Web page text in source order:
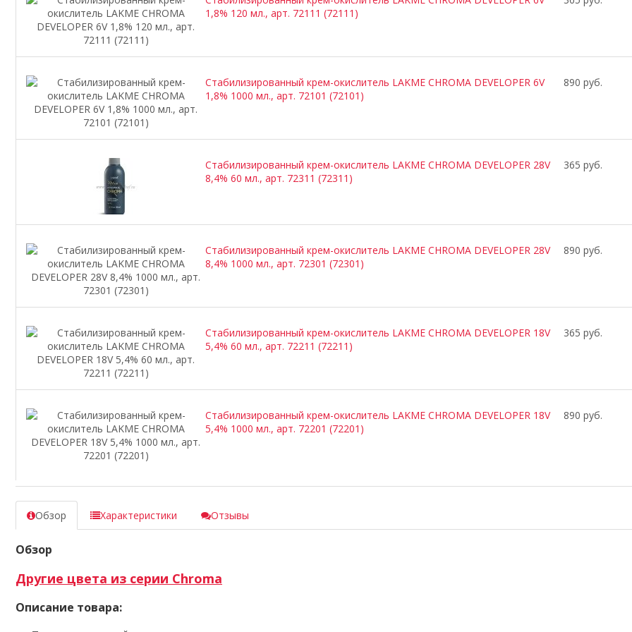
1,8% 120 мл., арт. 72111 (72111)
Стабилизированный крем-окислитель LAKME CHROMA DEVELOPER 6V
1,8% 1000 мл., арт. 72101 (72101)
890 руб.
Стабилизированный крем-окислитель LAKME CHROMA DEVELOPER 28V
8,4% 60 мл., арт. 72311 (72311)
365 руб.
Стабилизированный крем-окислитель LAKME CHROMA DEVELOPER 28V
8,4% 1000 мл., арт. 72301 (72301)
890 руб.
Стабилизированный крем-окислитель LAKME CHROMA DEVELOPER 18V
5,4% 60 мл., арт. 72211 (72211)
365 руб.
Стабилизированный крем-окислитель LAKME CHROMA DEVELOPER 18V
5,4% 1000 мл., арт. 72201 (72201)
890 руб.
Обзор Характеристики Отзывы
Обзор
Другие цвета из серии Chroma
Описание товара: